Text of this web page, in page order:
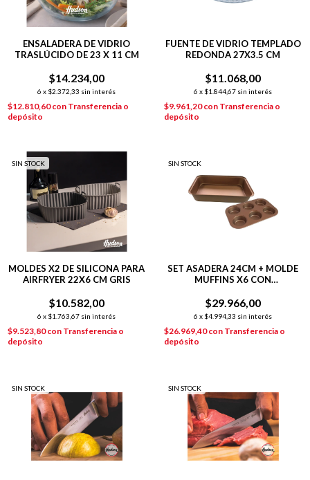
ENSALADERA DE VIDRIO
TRASLÚCIDO DE 23 X 11 CM
$14.234,00
6 x $2.372,33 sin interés
$12.810,60con Transferencia o
depósito
FUENTE DE VIDRIO TEMPLADO
REDONDA 27X3.5 CM
$11.068,00
6 x $1.844,67 sin interés
$9.961,20con Transferencia o
depósito
SIN STOCK
MOLDES X2 DE SILICONA PARA
AIRFRYER 22X6 CM GRIS
$10.582,00
6 x $1.763,67 sin interés
$9.523,80con Transferencia o
depósito
SIN STOCK
SET ASADERA 24CM + MOLDE
MUFFINS X6 CON
$29.966,00
6 x $4.994,33 sin interés
$26.969,40con Transferencia o
depósito
SIN STOCK SIN STOCK